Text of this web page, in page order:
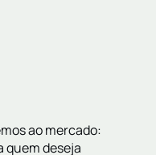
ao mercado:
quem deseja